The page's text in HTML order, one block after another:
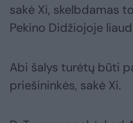
sakė Xi, skelbdamas
Pekino Didžiojoje
Abi šalys turėtų būti
priešininkės, sakė Xi.